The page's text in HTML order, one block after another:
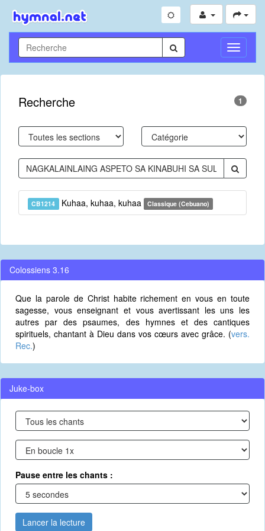
Toggle
Recherche 1
CB1214 Kuhaa, kuhaa, kuhaa Classique (Cebuano)
Colossiens 3.16
Que la parole de Christ habite richement en vous en toute
sagesse, vous enseignant et vous avertissant les uns les
autres par des psaumes, des hymnes et des cantiques
spirituels, chantant à Dieu dans vos cœurs avec grâce. (vers.
Rec.)
Juke-box
Pause entre les chants :
Lancer la lecture